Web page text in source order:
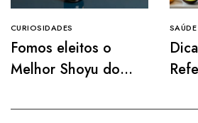
CURIOSIDADES
Fomos eleitos o
Melhor Shoyu do
Paladar! 🎉
SAÚDE